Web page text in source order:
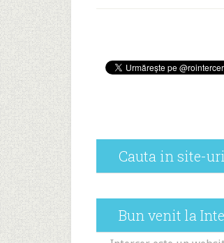
Cauta in site-
Bun venit la